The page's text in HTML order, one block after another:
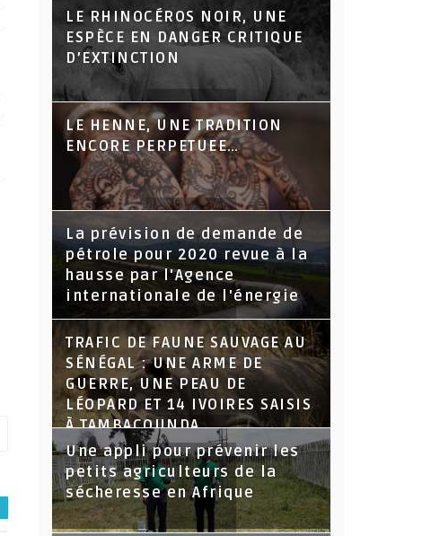
LE RHINOCÉROS NOIR, UNE
ESPÈCE EN DANGER CRITIQUE
D’EXTINCTION
LE HENNE, UNE TRADITION
ENCORE PERPETUEE…
La prévision de demande de
pétrole pour 2020 revue à la
hausse par l'Agence
internationale de l'énergie
TRAFIC DE FAUNE SAUVAGE AU
SÉNÉGAL : UNE ARME DE
GUERRE, UNE PEAU DE
LÉOPARD ET 14 IVOIRES SAISIS
À TAMBACOUNDA
Une appli pour prévenir les
petits agriculteurs de la
sécheresse en Afrique